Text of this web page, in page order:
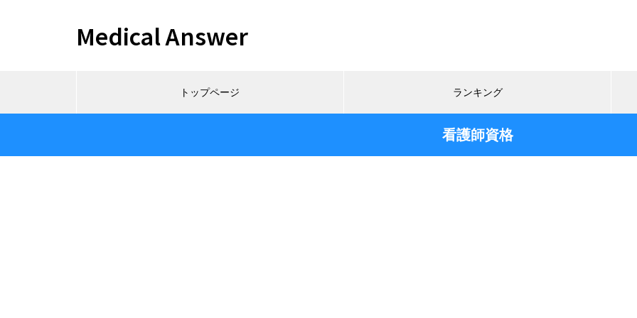
Medical Answer
トップページ ランキング
看護師資格